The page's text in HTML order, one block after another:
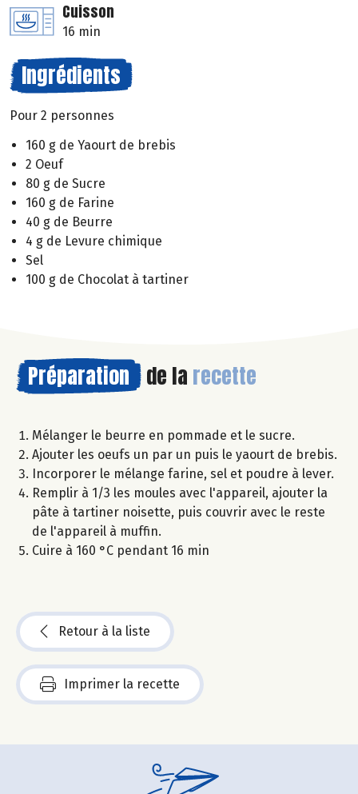
Cuisson
16 min
Ingrédients
Pour 2 personnes
160 g de Yaourt de brebis
2 Oeuf
80 g de Sucre
160 g de Farine
40 g de Beurre
4 g de Levure chimique
Sel
100 g de Chocolat à tartiner
Préparation de la recette
Mélanger le beurre en pommade et le sucre.
Ajouter les oeufs un par un puis le yaourt de brebis.
Incorporer le mélange farine, sel et poudre à lever.
Remplir à 1/3 les moules avec l'appareil, ajouter la
pâte à tartiner noisette, puis couvrir avec le reste
de l'appareil à muffin.
Cuire à 160 °C pendant 16 min
Retour à la liste
Imprimer la recette